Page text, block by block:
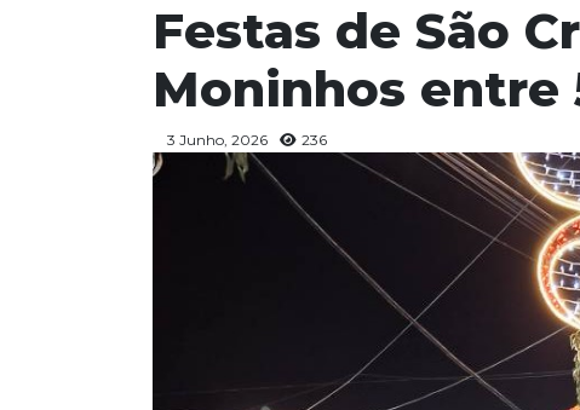
Festas de São
Moninhos entre
3 Junho, 2026 236